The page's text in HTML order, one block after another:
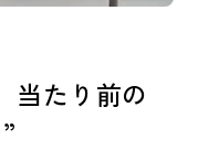
たり前の